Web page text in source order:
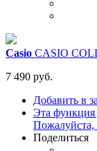
Casio CASIO
7 490 руб.
Добавить в
Эта функция
Пожалуйста,
Поделиться